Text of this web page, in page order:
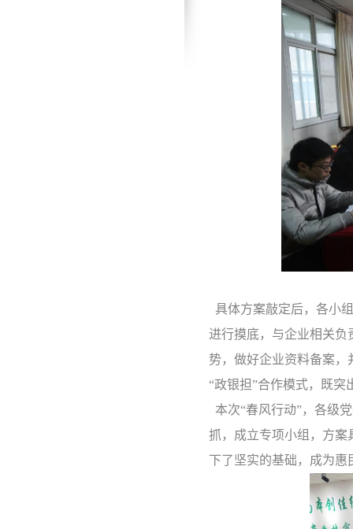
具体方案敲定后，各小
进行摸底，与企业相关负
势，做好企业资料备案
“政银担”合作模式，既
本次“春风行动”， 各级
抓，成立专项小组，方案
下了坚实的基础，成为惠